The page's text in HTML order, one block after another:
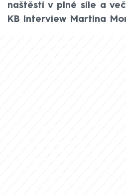
naštěstí v plné síle a
KB Interview Martina